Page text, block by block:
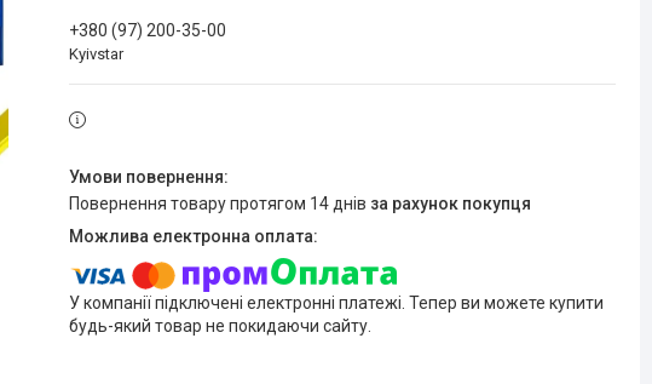
+380 (97) 200-35-00
Kyivstar
повернення товару протягом 14 днів за рахунок покупця
У компанії підключені електронні платежі. Тепер ви можете купити
будь-який товар не покидаючи сайту.